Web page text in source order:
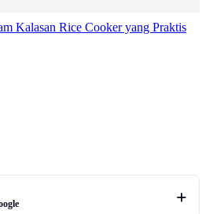
Kalasan Rice Cooker yang Praktis